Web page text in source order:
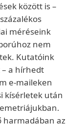
között is –
méréseink
nem
Kutatóink
a hírhedt
e-maileken
kísérletek után
harmadában az